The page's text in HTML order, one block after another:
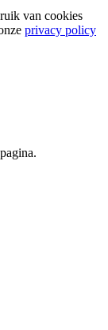
van cookies
privacy policy
pagina.